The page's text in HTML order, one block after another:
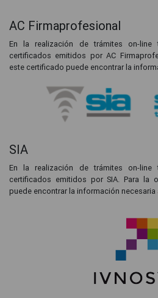
AC Firmaprofesional
En la realización de trámites on-
certificados emitidos por AC
este certificado puede encontrar la
SIA
En la realización de trámites on-
certificados emitidos por SIA. Para la
puede encontrar la información necesaria